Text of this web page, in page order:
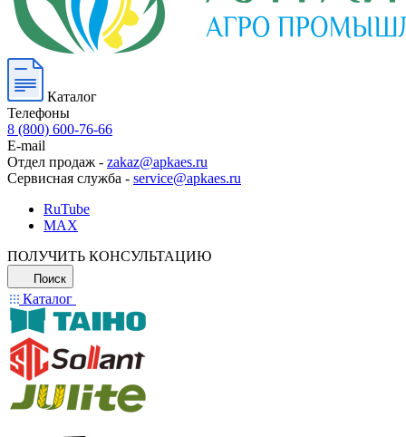
Каталог
Телефоны
8 (800) 600-76-66
E-mail
Отдел продаж - zakaz@apkaes.ru
Сервисная служба - service@apkaes.ru
RuTube
MAX
ПОЛУЧИТЬ КОНСУЛЬТАЦИЮ
Поиск
Каталог